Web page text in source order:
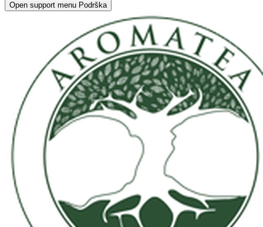
Open support menu Podrška